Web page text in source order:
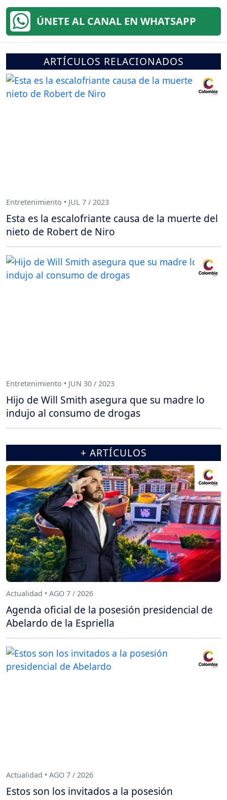
ÚNETE AL CANAL EN WHATSAPP
ARTÍCULOS RELACIONADOS
Entretenimiento • JUL 7 / 2023
Esta es la escalofriante causa de la muerte del
nieto de Robert de Niro
Entretenimiento • JUN 30 / 2023
Hijo de Will Smith asegura que su madre lo
indujo al consumo de drogas
+ ARTÍCULOS
Actualidad • AGO 7 / 2026
Agenda oficial de la posesión presidencial de
Abelardo de la Espriella
Actualidad • AGO 7 / 2026
Estos son los invitados a la posesión